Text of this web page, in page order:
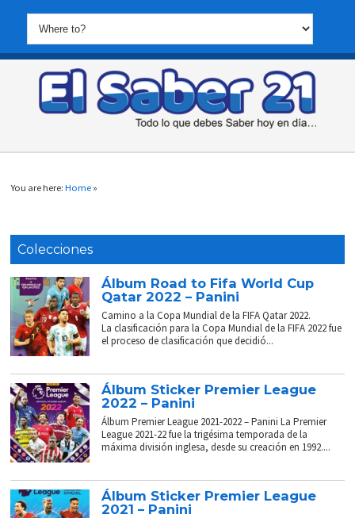
You are here:Home »
Colecciones
Álbum Road to Fifa World Cup
Qatar 2022 – Panini
Camino a la Copa Mundial de la FIFA Qatar 2022.
La clasificación para la Copa Mundial de la FIFA 2022 fue
el proceso de clasificación que decidió...
Álbum Sticker Premier League
2022 – Panini
Álbum Premier League 2021-2022 – Panini La Premier
League 2021-22 fue la trigésima temporada de la
máxima división inglesa, desde su creación en 1992....
Álbum Sticker Premier League
2021 – Panini